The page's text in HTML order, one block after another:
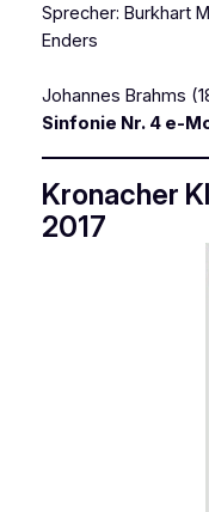
Sprecher: Burkhart
Enders
Johannes Brahms
Sinfonie Nr. 4 e-
Kronacher
2017